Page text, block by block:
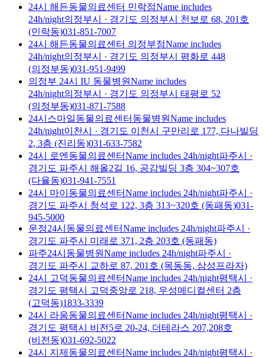
24시 해든동물의료센터 민락점Name includes
24h/night의정부시 · 경기도 의정부시 천보로 68, 201호
(민락동)031-851-7007
24시 해든동물의료센터 의정부점Name includes
24h/night의정부시 · 경기도 의정부시 평화로 448
(의정부동)031-951-9499
의정부 24시 IU 동물병원Name includes
24h/night의정부시 · 경기도 의정부시 태평로 52
(의정부동)031-871-7588
24시스마일동물의료센터동물병원Name includes
24h/night이천시 · 경기도 이천시 구만리로 177, 다나빌딩
2, 3층 (진리동)031-633-7582
24시 로엔동물의료센터Name includes 24h/night파주시
·
경기도 파주시 해올2길 16, 공감빌딩 3층 304~307호
(다율동)031-941-7551
24시 마이동물의료센터Name includes 24h/night파주시
·
경기도 파주시 청석로 122, 3층 313~320호 (동패동)031-
945-5000
운정24시동물의료센터Name includes 24h/night파주시
·
경기도 파주시 미래로 371, 2층 203호 (동패동)
파주24시동물병원Name includes 24h/night파주시
·
경기도 파주시 교하로 87, 201호 (목동동, 삼성프라자)
24시 고덕동물의료센터Name includes 24h/night평택시
·
경기도 평택시 고덕중앙로 218, 우성메디컬센터 2층
(고덕동)1833-3339
24시 라움동물의료센터Name includes 24h/night평택시
·
경기도 평택시 비전5로 20-24, 더테라스 207,208호
(비전동)031-692-5022
24시 지제동물의료센터Name includes 24h/night평택시
·